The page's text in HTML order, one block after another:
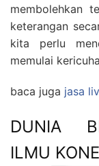
membolehkan
keterangan
kita perlu
memulai
baca juga jasa
DUNIA
ILMU